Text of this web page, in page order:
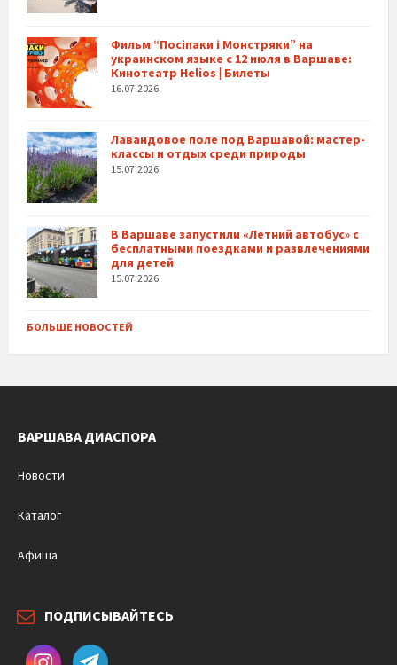
Фильм “Посіпаки і Монстряки” на
украинском языке с 12 июля в Варшаве:
Кинотеатр Helios | Билеты
16.07.2026
Лавандовое поле под Варшавой: мастер-
классы и отдых среди природы
15.07.2026
В Варшаве запустили «Летний автобус» с
бесплатными поездками и развлечениями
для детей
15.07.2026
БОЛЬШЕ НОВОСТЕЙ
ВАРШАВА ДИАСПОРА
Новости
Каталог
Афиша
ПОДПИСЫВАЙТЕСЬ